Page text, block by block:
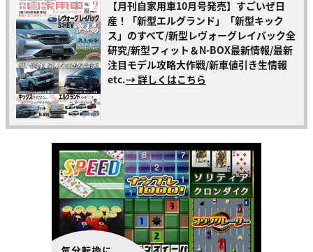
【月刊自家用車10月号発売】すごいぜ日
産！「新型エルグランド」「新型キック
ス」のすべて/新型レヴォーグレイバック全
研究/新型フィット＆N-BOX最新情報/最新
注目モデル攻略大作戦/新車値引き生情報
etc.→ 詳しくはこちら